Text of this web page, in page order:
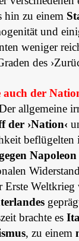
hin zu einem
und
weniger
des
der
allgemeine
der ›Nation‹
beflügelten
Napoleon
Erste Weltkrieg
brachte es
, zu einem